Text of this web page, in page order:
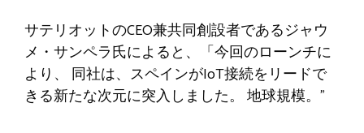
サテリオットのCEO兼共同創設者であるジャウ
メ・サンペラ氏によると、「今回のローンチに
より、 同社は、スペインがIoT接続をリードで
きる新たな次元に突入しました。 地球規模。”